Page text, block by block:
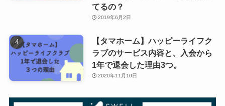
てるの？
2019年6月2日
【タマホーム】ハッピーライフク
ラブのサービス内容と、入会から
1年で退会した理由3つ。
2020年11月10日